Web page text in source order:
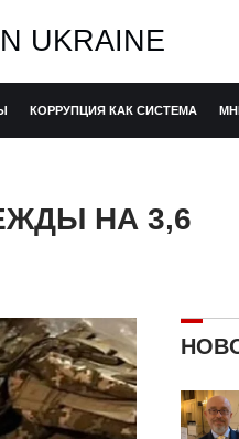
UKRAINE
КОРРУПЦИЯ КАК СИСТЕМА
НА 3,6